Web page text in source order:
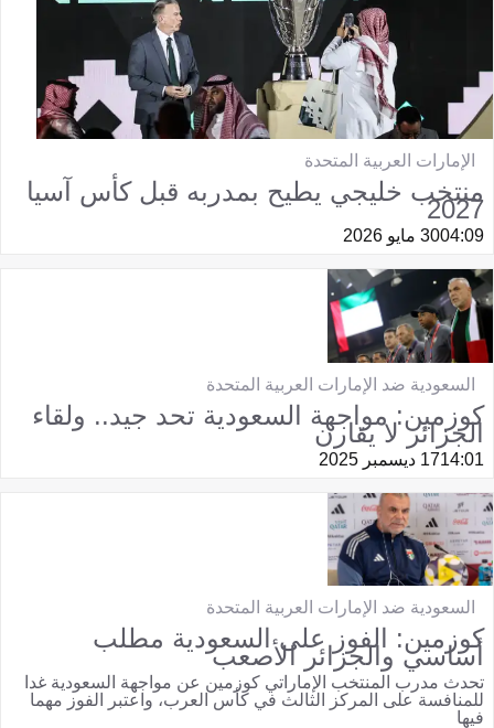
الإمارات العربية المتحدة
منتخب خليجي يطيح بمدربه قبل كأس آسيا
2027
04:0930 مايو 2026
السعودية ضد الإمارات العربية المتحدة
كوزمين: مواجهة السعودية تحد جيد.. ولقاء
الجزائر لا يقارن
14:0117 ديسمبر 2025
السعودية ضد الإمارات العربية المتحدة
كوزمين: الفوز على السعودية مطلب
أساسي والجزائر الأصعب
تحدث مدرب المنتخب الإماراتي كوزمين عن مواجهة السعودية غدا
للمنافسة على المركز الثالث في كأس العرب، واعتبر الفوز مهما
فيها